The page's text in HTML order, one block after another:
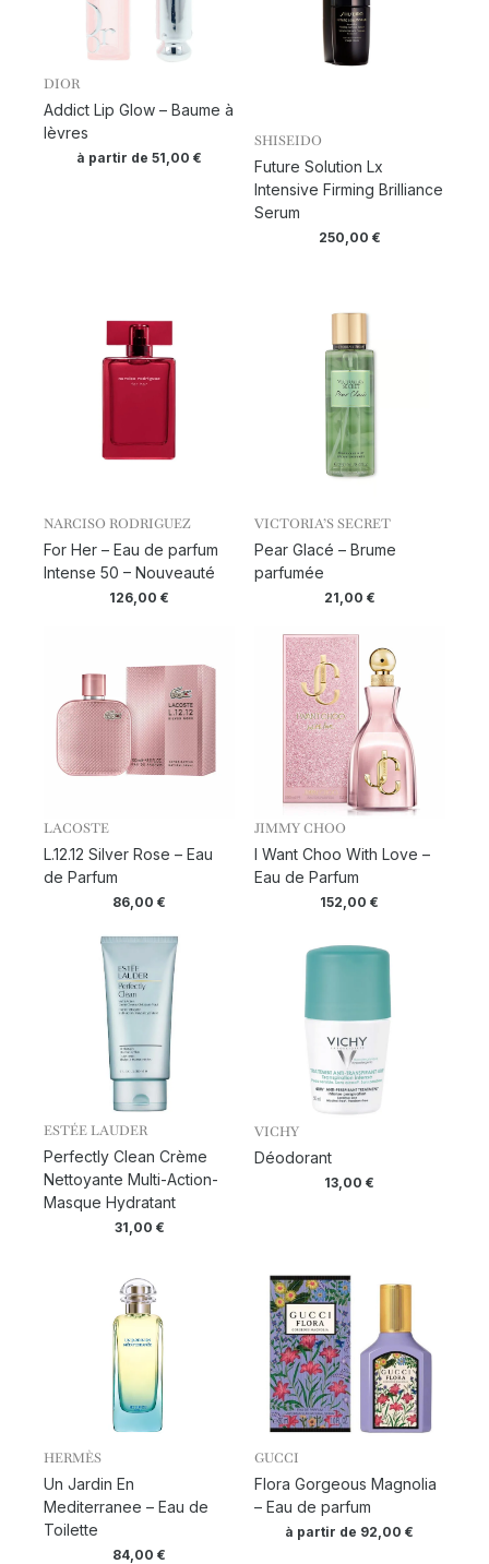
DIOR
Addict Lip Glow – Baume à
lèvres
à partir de51,00€
SHISEIDO
Future Solution Lx
Intensive Firming Brilliance
Serum
250,00 €
NARCISO RODRIGUEZ
For Her – Eau de parfum
Intense 50 – Nouveauté
126,00€
VICTORIA’S SECRET
Pear Glacé – Brume
parfumée
21,00 €
LACOSTE
L.12.12 Silver Rose – Eau
de Parfum
86,00€
JIMMY CHOO
I Want Choo With Love –
Eau de Parfum
152,00€
ESTÉE LAUDER
Perfectly Clean Crème
Nettoyante Multi-Action-
Masque Hydratant
31,00 €
VICHY
Déodorant
13,00€
HERMÈS
Un Jardin En
Mediterranee – Eau de
Toilette
84,00€
GUCCI
Flora Gorgeous Magnolia
– Eau de parfum
à partir de 92,00€